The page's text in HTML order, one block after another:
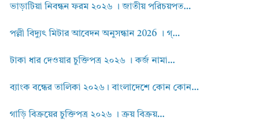
ভাড়াটিয়া নিবন্ধন ফরম ২০২৬ । জাতীয় পরিচয়পত...
পল্লী বিদ্যুৎ মিটার আবেদন অনুসন্ধান 2026 । গ্...
টাকা ধার দেওয়ার চুক্তিপত্র ২০২৬ । কর্জ নামা...
ব্যাংক বন্ধের তালিকা ২০২৬। বাংলাদেশে কোন কোন...
গাড়ি বিক্রয়ের চুক্তিপত্র ২০২৬ । ক্রয় বিক্রয়...